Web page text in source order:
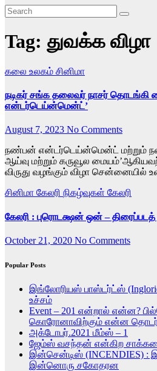
Tag: துவக்க விழா
கலை உலகம் சினிமா
நடிகர் சங்க தலைவர் நாசர்
என்டர்டெய்ன்மென்ட்’
August 7, 2023 No Comments
நண்பன் என்டர்டெய்ன்மென்ட் மற்றும்
ஆய்வு மற்றும் கருவூல
விருது வழங்கும் விழா
சினிமா கேலரி நிகழ்வுகள் கேலரி
கேலரி : புரொடக்ஷன் ஒன் – திரைப்படத்
October 21, 2020 No Comments
Popular Posts
இங்லோரியஸ் பாஸ்டர்ட்ஸ்
உச்சம்
Event – 201 என்றால் என்ன?
கொரோனாவிற்கும் என்ன
அக்டோபர்.2021 மீம்ஸ் – 1
ஜேம்ஸ் வசந்தன் என்கிற
இன்சென்டிஸ் (INCENDIES) :
இன்னொரு சகோதரன